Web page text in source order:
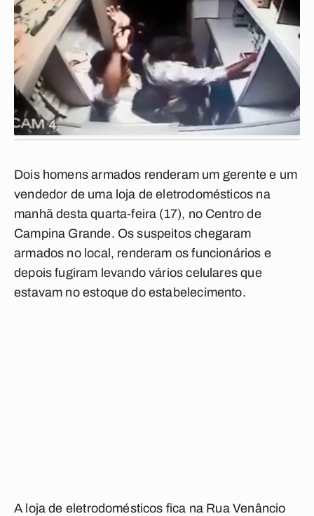
Dois homens armados renderam um gerente e um
vendedor de uma loja de eletrodomésticos na
manhã desta quarta-feira (17), no Centro de
Campina Grande. Os suspeitos chegaram
armados no local, renderam os funcionários e
depois fugiram levando vários celulares que
estavam no estoque do estabelecimento.
A loja de eletrodomésticos fica na Rua Venâncio